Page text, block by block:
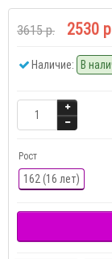
3615 р. 2530
Наличие: В
Рост
162 (16 лет)